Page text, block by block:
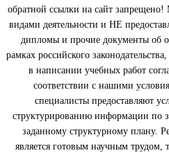
обратной ссылки на сайт
видами деятельности и НЕ
дипломы и прочие документы об
рамках российского
в написании учебных работ
соответствии с нашими
специалисты предоставляют
структурированию информации по
заданному структурному плану.
является готовым научным